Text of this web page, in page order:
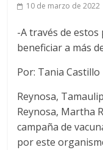
10 de marzo de 2022
-A través de
beneficiar a más
Por: Tania Castillo
Reynosa,
Reynosa, Martha
campaña de
por este